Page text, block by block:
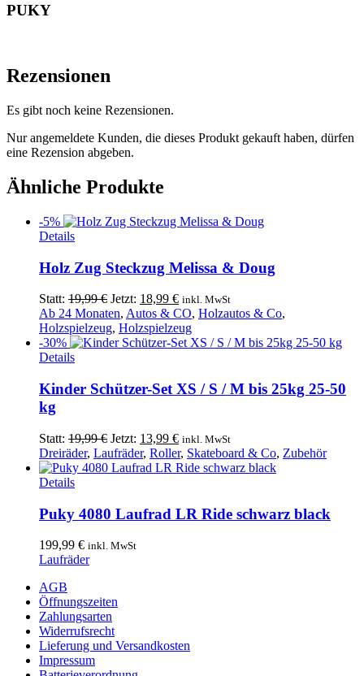
PUKY
Rezensionen
Es gibt noch keine Rezensionen.
Nur angemeldete Kunden, die dieses Produkt gekauft haben, dürfen
eine Rezension abgeben.
Ähnliche Produkte
-5%
Details
Holz Zug Steckzug Melissa & Doug
Statt: 19,99€ Ursprünglicher
Preis
war:
19,99 €
Jetzt: 18,99 €Aktueller
Preis
ist:
18,99 €.
inkl. MwSt
Ab 24 Monaten, Autos & CO, Holzautos & Co,
Holzspielzeug, Holzspielzeug
-30%
DetailsDieses
weist
mehrere
Die
Optionen
können
auf
Produktseite
werden
Kinder Schützer-Set XS / S / M bis 25kg 25-50
kg
Statt: 19,99€ Ursprünglicher
Preis
war:
Jetzt: 13,99 €Aktueller
Preis
ist:
inkl. MwSt
Dreiräder, Laufräder, Roller, Skateboard & Co, Zubehör
Details
Puky 4080 Laufrad LR Ride schwarz black
199,99 € inkl. MwSt
Laufräder
AGB
Öffnungszeiten
Zahlungsarten
Widerrufsrecht
Lieferung und Versandkosten
Impressum